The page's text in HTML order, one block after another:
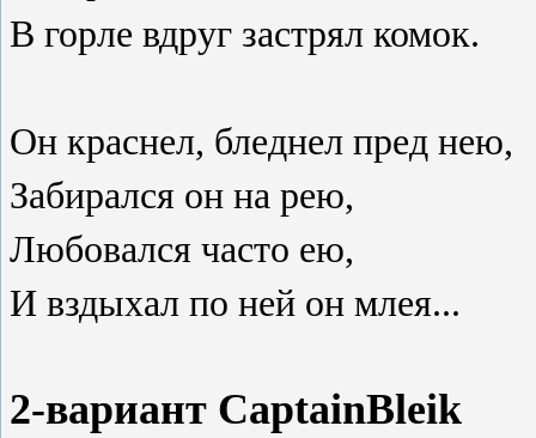
В горле вдруг застрял комок.
Он краснел, бледнел пред нею,
Забирался он на рею,
Любовался часто ею,
И вздыхал по ней он млея...
2-вариант CaptainBleik